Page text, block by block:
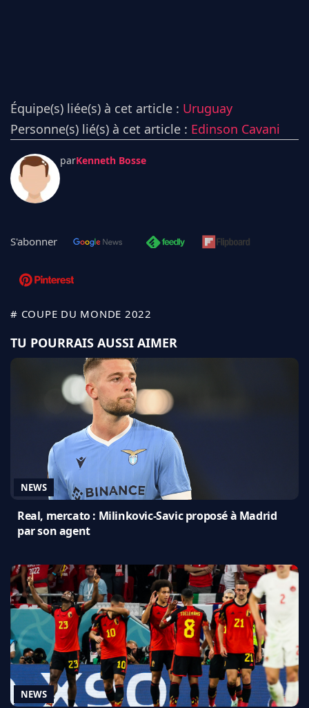
Équipe(s) liée(s) à cet article : Uruguay
Personne(s) lié(s) à cet article : Edinson Cavani
parKenneth Bosse
S'abonner
# COUPE DU MONDE 2022
TU POURRAIS AUSSI AIMER
NEWS
Real, mercato : Milinkovic-Savic proposé à Madrid
par son agent
NEWS